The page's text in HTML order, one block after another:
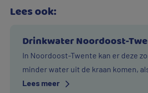
Lees ook:
Drinkwater Noordoost-
In Noordoost-Twente kan er deze
minder water uit de kraan komen,
tijd warm en droog is. Het gaat dan
Lees meer
Over